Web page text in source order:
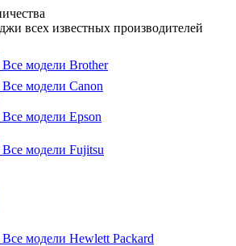
всех известных производителей
Все модели Brother
Все модели Canon
Все модели Epson
Все модели Fujitsu
Все модели Hewlett Packard